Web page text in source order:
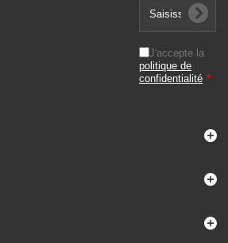
J'accepte la
politique de
confidentialité *